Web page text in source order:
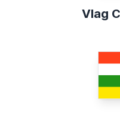
Vlag